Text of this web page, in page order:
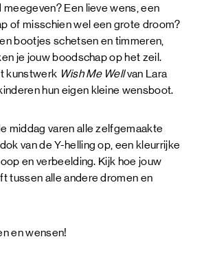
meegeven? Een lieve wens, een
of misschien wel een grote droom?
bootjes schetsen en timmeren,
je jouw boodschap op het zeil.
kunstwerk Wish Me Wellvan Lara
hun eigen kleine wensboot.
middag varen alle zelfgemaakte
van de Y-helling op, een kleurrijke
en verbeelding. Kijk hoe jouw
tussen alle andere dromen en
en wensen!